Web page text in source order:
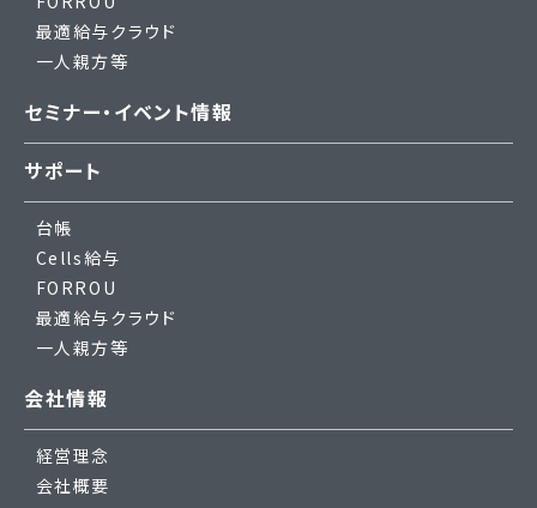
最適給与クラウド
一人親方等
セミナー・イベント情報
サポート
台帳
Cells給与
FORROU
最適給与クラウド
一人親方等
会社情報
経営理念
会社概要